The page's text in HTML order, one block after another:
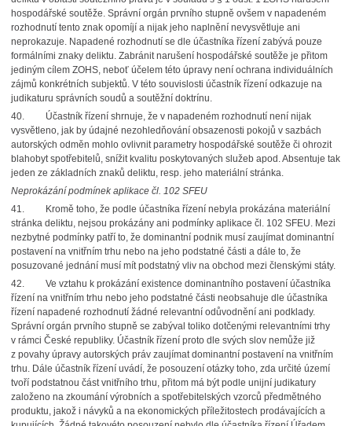
hospodářské soutěže. Správní orgán prvního stupně ovšem v napadeném
rozhodnutí tento znak opomíjí a nijak jeho naplnění nevysvětluje ani
neprokazuje. Napadené rozhodnutí se dle účastníka řízení zabývá pouze
formálními znaky deliktu. Zabránit narušení hospodářské soutěže je přitom
jediným cílem ZOHS, neboť účelem této úpravy není ochrana individuálních
zájmů konkrétních subjektů. V této souvislosti účastník řízení odkazuje na
judikaturu správních soudů a soutěžní doktrínu.
40.
Účastník řízení shrnuje, že v napadeném rozhodnutí není nijak
vysvětleno, jak by údajné nezohledňování obsazenosti pokojů v sazbách
autorských odměn mohlo ovlivnit parametry hospodářské soutěže či ohrozit
blahobyt spotřebitelů, snížit kvalitu poskytovaných služeb apod. Absentuje tak
jeden ze základních znaků deliktu, resp. jeho materiální stránka.
Neprokázání podmínek aplikace čl. 102 SFEU
41.
Kromě toho, že podle účastníka řízení nebyla prokázána materiální
stránka deliktu, nejsou prokázány ani podmínky aplikace čl. 102 SFEU. Mezi
nezbytné podmínky patří to, že dominantní podnik musí zaujímat dominantní
postavení na vnitřním trhu nebo na jeho podstatné části a dále to, že
posuzované jednání musí mít podstatný vliv na obchod mezi členskými státy.
42.
Ve vztahu k prokázání existence dominantního postavení účastníka
řízení na vnitřním trhu nebo jeho podstatné části neobsahuje dle účastníka
řízení napadené rozhodnutí žádné relevantní odůvodnění ani podklady.
Správní orgán prvního stupně se zabýval toliko dotčenými relevantními trhy
v rámci České republiky. Účastník řízení proto dle svých slov nemůže již
z povahy úpravy autorských práv zaujímat dominantní postavení na vnitřním
trhu. Dále účastník řízení uvádí, že posouzení otázky toho, zda určité území
tvoří podstatnou část vnitřního trhu, přitom má být podle unijní judikatury
založeno na zkoumání výrobních a spotřebitelských vzorců předmětného
produktu, jakož i návyků a na ekonomických příležitostech prodávajících a